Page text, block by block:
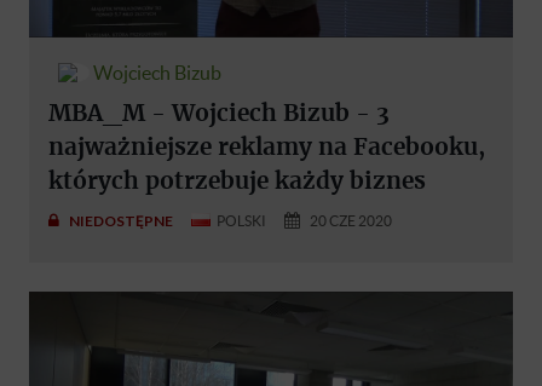
Wojciech Bizub
MBA_M - Wojciech Bizub - 3
najważniejsze reklamy na Facebooku,
których potrzebuje każdy biznes
NIEDOSTĘPNE POLSKI 20 CZE 2020